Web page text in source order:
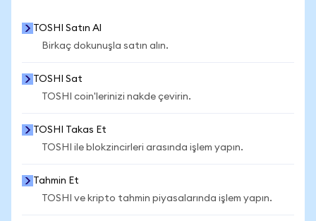
TOSHI Satın Al
Birkaç dokunuşla satın alın.
TOSHI Sat
TOSHI coin'lerinizi nakde çevirin.
TOSHI Takas Et
TOSHI ile blokzincirleri arasında işlem yapın.
Tahmin Et
TOSHI ve kripto tahmin piyasalarında işlem yapın.